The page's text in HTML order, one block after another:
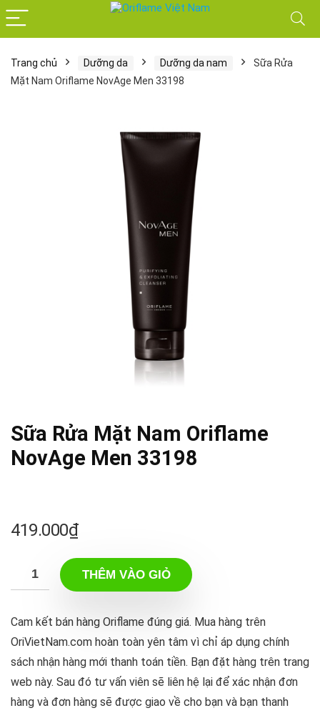
Trang chủ Dưỡng da Dưỡng da nam
Sữa Rửa
Mặt Nam Oriflame NovAge Men 33198
Sữa Rửa Mặt Nam Oriflame
NovAge Men 33198
419.000₫
THÊM VÀO GIỎ
Cam kết bán hàng Oriflame đúng giá. Mua hàng trên
OriVietNam.com hoàn toàn yên tâm vì chỉ áp dụng chính
sách nhận hàng mới thanh toán tiền. Bạn đặt hàng trên trang
web này. Sau đó tư vấn viên sẽ liên hệ lại để xác nhận đơn
hàng và đơn hàng sẽ được giao về cho bạn và bạn thanh